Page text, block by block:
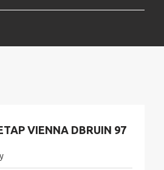
VIENNA DBRUIN 97